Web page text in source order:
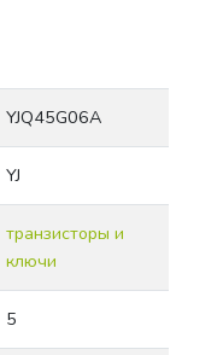
YJQ45G06A
YJ
транзисторы и
ключи
5